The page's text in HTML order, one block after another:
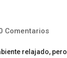
Comentarios
relajado, pero